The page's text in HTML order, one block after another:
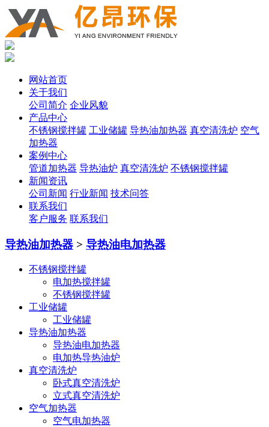
网站首页
关于我们
公司简介 企业风貌
产品中心
不锈钢搅拌罐 工业储罐 导热油加热器 真空清洗炉 空气
加热器
案例中心
管道加热器 导热油炉 真空清洗炉 不锈钢搅拌罐
新闻资讯
公司新闻 行业新闻 技术问答
联系我们
客户服务 联系我们
导热油加热器 > 导热油电加热器
不锈钢搅拌罐
电加热搅拌罐
不锈钢搅拌罐
工业储罐
工业储罐
导热油加热器
导热油电加热器
电加热导热油炉
真空清洗炉
卧式真空清洗炉
立式真空清洗炉
空气加热器
空气电加热器